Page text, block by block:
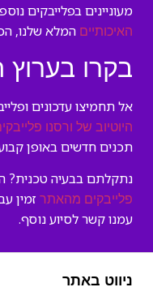
מעוניינים בפלייבקים
האיכותיים המלא שלנו,
בקרו בערוץ
אל תחמיצו עדכונים
היוטיוב של ורסנו
תכנים חדשים באופן
נתקלתם בבעיה טכנית?
פלייבקים מהאתר זמין
עמנו קשר לסיוע נוסף.
ניווט באתר